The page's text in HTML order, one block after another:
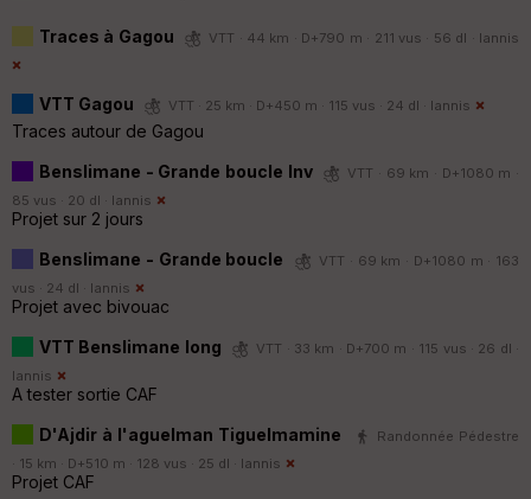
Traces à Gagou VTT · 44 km · D+790 m · 211 vus · 56 dl · Iannis
VTT Gagou VTT · 25 km · D+450 m · 115 vus · 24 dl · Iannis
Traces autour de Gagou
Benslimane - Grande boucle Inv
VTT · 69 km · D+1080 m ·
85 vus · 20 dl · Iannis
Projet sur 2 jours
Benslimane - Grande boucle
VTT · 69 km · D+1080 m · 163
vus · 24 dl · Iannis
Projet avec bivouac
VTT Benslimane long
VTT · 33 km · D+700 m · 115 vus · 26 dl ·
Iannis
A tester sortie CAF
D'Ajdir à l'aguelman Tiguelmamine
Randonnée Pédestre
· 15 km · D+510 m · 128 vus · 25 dl · Iannis
Projet CAF